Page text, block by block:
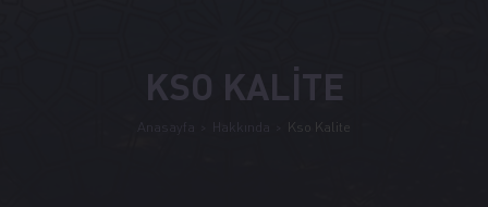
KSO KALİTE
Anasayfa Hakkında Kso Kalite